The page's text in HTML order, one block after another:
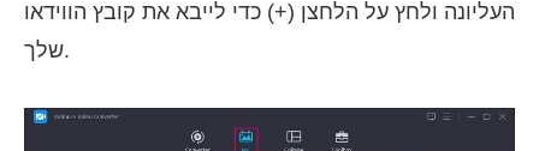
העליונה ולחץ על הלחצן (+) כדי לייבא את קובץ הווידאו
שלך.